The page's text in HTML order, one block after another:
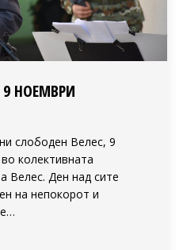
НОЕМВРИ
слободен Велес, 9
колективната
Велес. Ден над сите
на непокорот и